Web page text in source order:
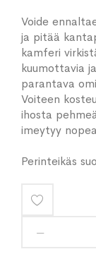
Voide
ja pitää
kamferi
kuumottavia
parantava
Voiteen
ihosta
imeytyy
Perinteikäs